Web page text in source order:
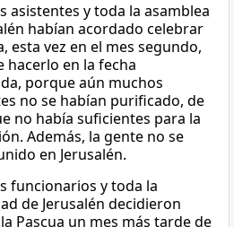
asistentes y toda la asamblea
habían acordado celebrar
esta vez en el mes segundo,
hacerlo en la fecha
porque aún muchos
no se habían purificado, de
no había suficientes para la
Además, la gente no se
en Jerusalén.
funcionarios y toda la
de Jerusalén decidieron
Pascua un mes más tarde de